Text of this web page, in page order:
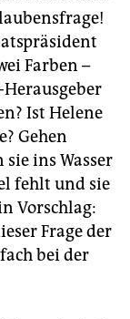
Farben –
-Herausgeber
Ist Helene
Gehen
ins Wasser
fehlt und sie
Vorschlag:
Frage der
bei der